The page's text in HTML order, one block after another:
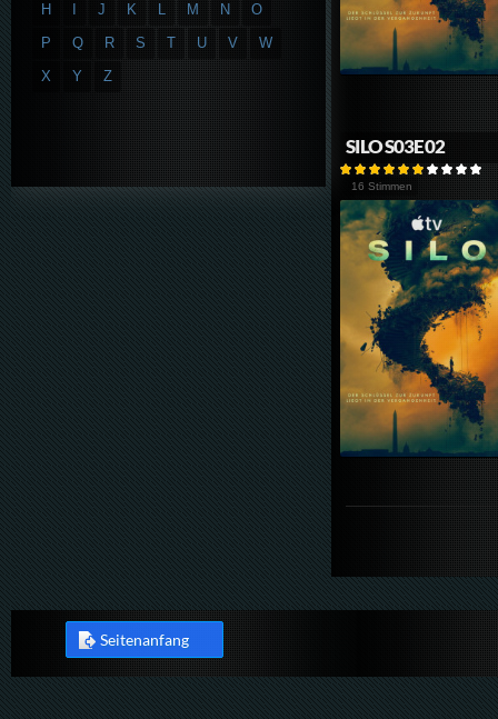
SILO S03E02
16 Stimmen
H
J K L M N
O
P
Q R S T U V
W
X
Y Z
Seitenanfang